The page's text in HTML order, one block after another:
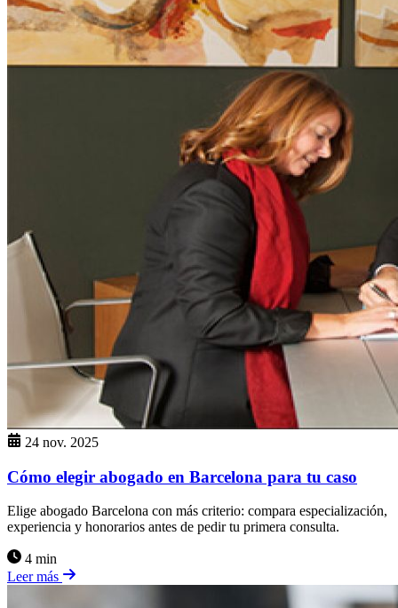
24 nov. 2025
Cómo elegir abogado en Barcelona para tu caso
Elige abogado Barcelona con más criterio: compara especialización,
experiencia y honorarios antes de pedir tu primera consulta.
4 min
Leer más